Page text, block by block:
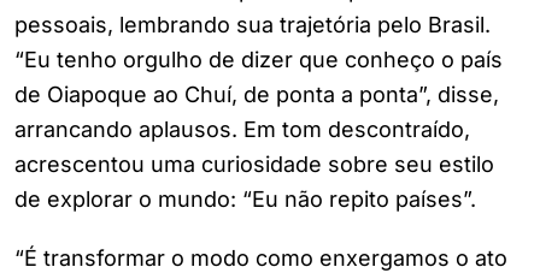
pessoais, lembrando sua trajetória pelo Brasil.
“Eu tenho orgulho de dizer que conheço o país
de Oiapoque ao Chuí, de ponta a ponta”, disse,
arrancando aplausos. Em tom descontraído,
acrescentou uma curiosidade sobre seu estilo
de explorar o mundo: “Eu não repito países”.
“É transformar o modo como enxergamos o ato